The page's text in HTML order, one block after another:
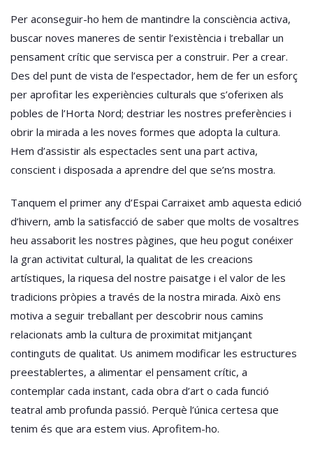
Per aconseguir-ho hem de mantindre la consciència activa,
buscar noves maneres de sentir l’existència i treballar un
pensament crític que servisca per a construir. Per a crear.
Des del punt de vista de l’espectador, hem de fer un esforç
per aprofitar les experiències culturals que s’oferixen als
pobles de l’Horta Nord; destriar les nostres preferències i
obrir la mirada a les noves formes que adopta la cultura.
Hem d’assistir als espectacles sent una part activa,
conscient i disposada a aprendre del que se’ns mostra.
Tanquem el primer any d’Espai Carraixet amb aquesta edició
d’hivern, amb la satisfacció de saber que molts de vosaltres
heu assaborit les nostres pàgines, que heu pogut conéixer
la gran activitat cultural, la qualitat de les creacions
artístiques, la riquesa del nostre paisatge i el valor de les
tradicions pròpies a través de la nostra mirada. Això ens
motiva a seguir treballant per descobrir nous camins
relacionats amb la cultura de proximitat mitjançant
continguts de qualitat. Us animem modificar les estructures
preestablertes, a alimentar el pensament crític, a
contemplar cada instant, cada obra d’art o cada funció
teatral amb profunda passió. Perquè l’única certesa que
tenim és que ara estem vius. Aprofitem-ho.